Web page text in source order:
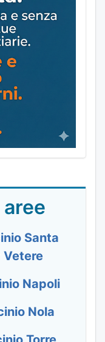
Santa
Vetere
Napoli
Nola